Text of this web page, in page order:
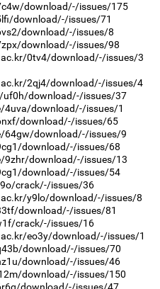
download/-/issues/175
download/-/issues/71
download/-/issues/8
download/-/issues/98
0tv4/download/-/issues/3
2qj4/download/-/issues/4
uf0h/download/-/issues/37
4uva/download/-/issues/1
download/-/issues/65
64gw/download/-/issues/9
download/-/issues/68
9zhr/download/-/issues/13
download/-/issues/54
crack/-/issues/36
y9lo/download/-/issues/8
download/-/issues/81
crack/-/issues/16
eo3y/download/-/issues/1
download/-/issues/70
download/-/issues/46
download/-/issues/150